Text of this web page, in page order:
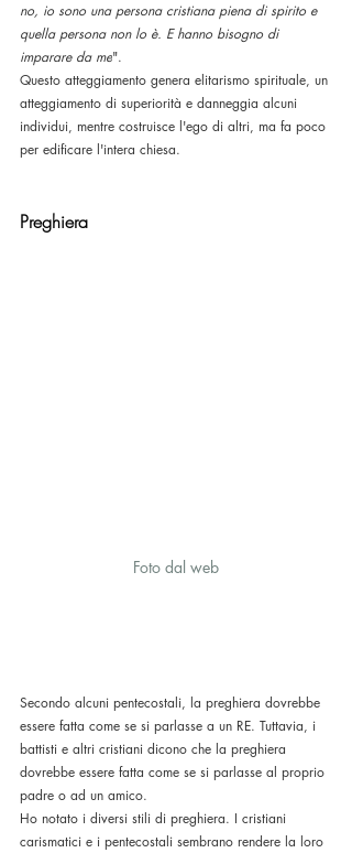
no, io sono una persona cristiana piena di spirito e
quella persona non lo è. E hanno bisogno di
imparare da me".
Questo atteggiamento genera elitarismo spirituale, un
atteggiamento di superiorità e danneggia alcuni
individui, mentre costruisce l'ego di altri, ma fa poco
per edificare l'intera chiesa.
Preghiera
Foto dal web
Secondo alcuni pentecostali, la preghiera dovrebbe
essere fatta come se si parlasse a un RE. Tuttavia, i
battisti e altri cristiani dicono che la preghiera
dovrebbe essere fatta come se si parlasse al proprio
padre o ad un amico.
Ho notato i diversi stili di preghiera. I cristiani
carismatici e i pentecostali sembrano rendere la loro